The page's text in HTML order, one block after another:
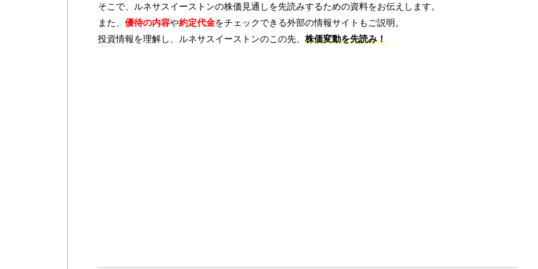
そこで、ルネサスイーストンの株価見通しを先読みするための資料をお伝えします。
また、 優待の内容や約定代金をチェックできる外部の情報サイトもご説明。
投資情報を理解し、ルネサスイーストンのこの先、 株価変動を先読み！